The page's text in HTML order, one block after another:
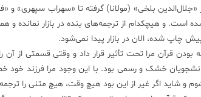
بلخی» (مولانا) گرفته تا «سهراب سپهری» و
است. و هیچکدام از ترجمه‌های بنده در بازار نمانده و
شده، الان در بازار پیدا نمی‌شود.
قرآن مرا تحت تأثیر قرار داد و وقتی قسمتی از آن را
خشک و رسمی بود. با این وجود مرا فرزند خود
و شاید اگر غیر از این بود هیچ وقت، هیچ متنی را